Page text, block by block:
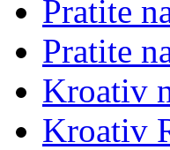
Pratite
Pratite
Kroativ
Kroativ